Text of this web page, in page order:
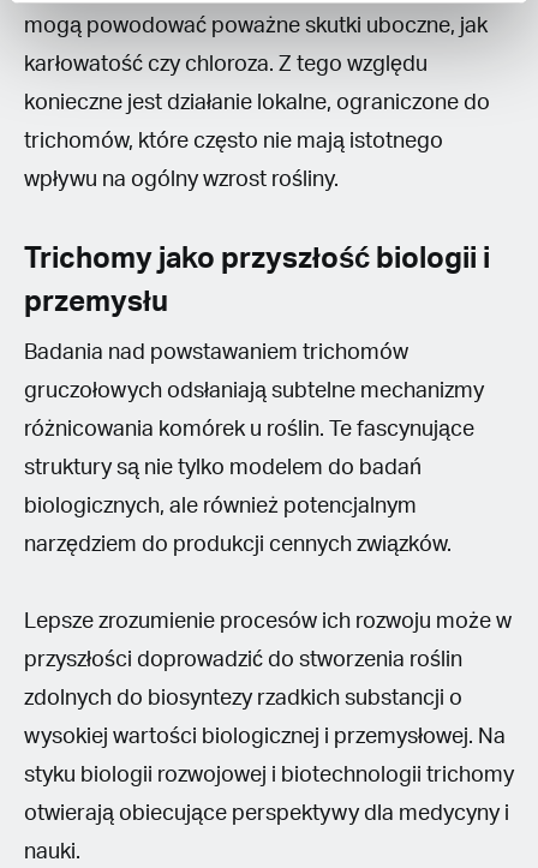
mogą powodować poważne skutki uboczne, jak
karłowatość czy chloroza. Z tego względu
konieczne jest działanie lokalne, ograniczone do
trichomów, które często nie mają istotnego
wpływu na ogólny wzrost rośliny.
Trichomy jako przyszłość biologii i
przemysłu
Badania nad powstawaniem trichomów
gruczołowych odsłaniają subtelne mechanizmy
różnicowania komórek u roślin. Te fascynujące
struktury są nie tylko modelem do badań
biologicznych, ale również potencjalnym
narzędziem do produkcji cennych związków.
Lepsze zrozumienie procesów ich rozwoju może w
przyszłości doprowadzić do stworzenia roślin
zdolnych do biosyntezy rzadkich substancji o
wysokiej wartości biologicznej i przemysłowej. Na
styku biologii rozwojowej i biotechnologii trichomy
otwierają obiecujące perspektywy dla medycyny i
nauki.